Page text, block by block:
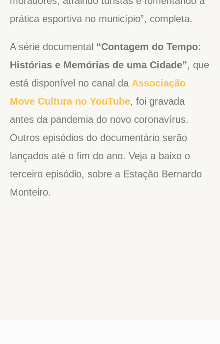
prática esportiva no município”, completa.
A série documental “Contagem do Tempo:
Histórias e Memórias de uma Cidade”, que
está disponível no canal da Associação
Move Cultura no YouTube, foi gravada
antes da pandemia do novo coronavírus.
Outros episódios do documentário serão
lançados até o fim do ano. Veja a baixo o
terceiro episódio, sobre a Estação Bernardo
Monteiro.